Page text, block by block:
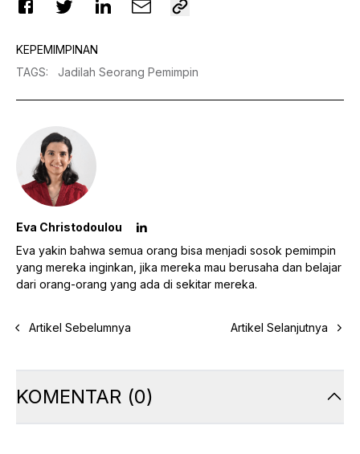
KEPEMIMPINAN
TAGS: Jadilah Seorang Pemimpin
Eva Christodoulou
Eva yakin bahwa semua orang bisa menjadi sosok pemimpin
yang mereka inginkan, jika mereka mau berusaha dan belajar
dari orang-orang yang ada di sekitar mereka.
Artikel Sebelumnya Artikel Selanjutnya
KOMENTAR (0)